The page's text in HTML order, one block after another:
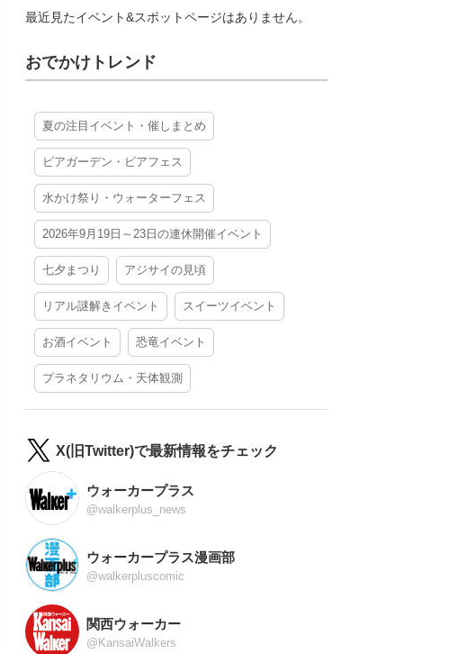
最近見たイベント&スポットページはありません。
おでかけトレンド
夏の注目イベント・催しまとめ
ビアガーデン・ビアフェス
水かけ祭り・ウォーターフェス
2026年9月19日～23日の連休開催イベント
七夕まつり アジサイの見頃
リアル謎解きイベント スイーツイベント
お酒イベント 恐竜イベント
プラネタリウム・天体観測
X(旧Twitter)で最新情報をチェック
ウォーカープラス
@walkerplus_news
ウォーカープラス漫画部
@walkerpluscomic
関西ウォーカー
@KansaiWalkers